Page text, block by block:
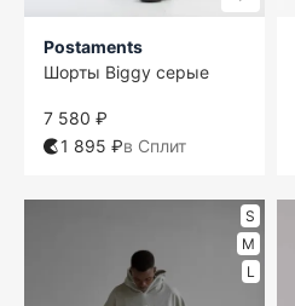
Postaments
Шорты Biggy серые
7 580 ₽
1 895 ₽в Сплит
S
M
L